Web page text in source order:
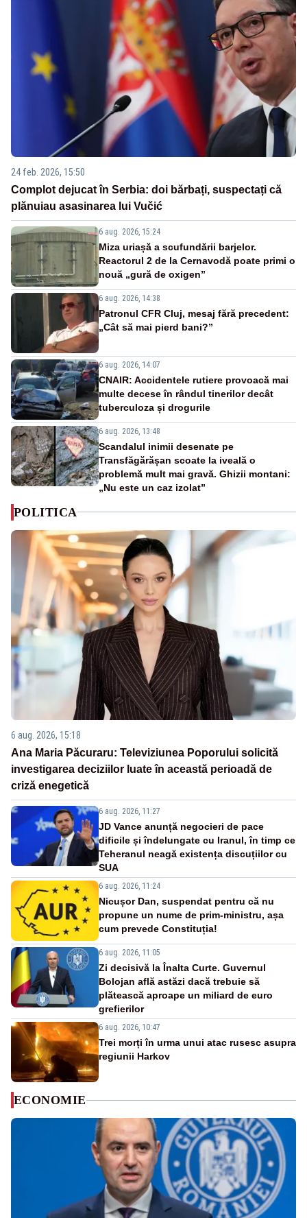
24 feb. 2026, 15:50
Complot dejucat în Serbia: doi bărbați, suspectați că
plănuiau asasinarea lui Vučić
6 aug. 2026, 15:24
Miza uriașă a scufundării barjelor.
Reactorul 2 de la Cernavodă poate primi o
nouă „gură de oxigen”
6 aug. 2026, 14:38
Patronul CFR Cluj, mesaj fără precedent:
„Cât să mai pierd bani?”
6 aug. 2026, 14:07
CNAIR: Accidentele rutiere provoacă mai
multe decese în rândul tinerilor decât
tuberculoza și drogurile
6 aug. 2026, 13:48
Scandalul inimii desenate pe
Transfăgărășan scoate la iveală o
problemă mult mai gravă. Ghizii montani:
„Nu este un caz izolat”
POLITICA
6 aug. 2026, 15:18
Ana Maria Păcuraru: Televiziunea Poporului solicită
investigarea deciziilor luate în această perioadă de
criză enegetică
6 aug. 2026, 11:27
JD Vance anunță negocieri de pace
dificile și îndelungate cu Iranul, în timp ce
Teheranul neagă existența discuțiilor cu
SUA
6 aug. 2026, 11:24
Nicușor Dan, suspendat pentru că nu
propune un nume de prim-ministru, așa
cum prevede Constituția!
6 aug. 2026, 11:05
Zi decisivă la Înalta Curte. Guvernul
Bolojan află astăzi dacă trebuie să
plătească aproape un miliard de euro
grefierilor
6 aug. 2026, 10:47
Trei morți în urma unui atac rusesc asupra
regiunii Harkov
ECONOMIE